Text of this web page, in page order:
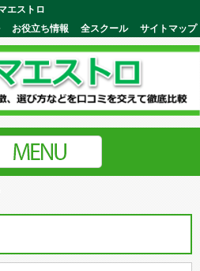
エストロ
サイトマップ
全スクール
お役立ち情報